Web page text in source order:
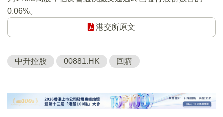
0.06%。
港交所原文
中升控股 00881.HK 回購